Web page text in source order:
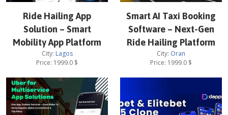
Ride Hailing App
Solution – Smart
Mobility App Platform
City: Lagos
Price: 1999.0 $
Smart AI Taxi Booking
Software – Next-Gen
Ride Hailing Platform
City: Oran
Price: 1999.0 $